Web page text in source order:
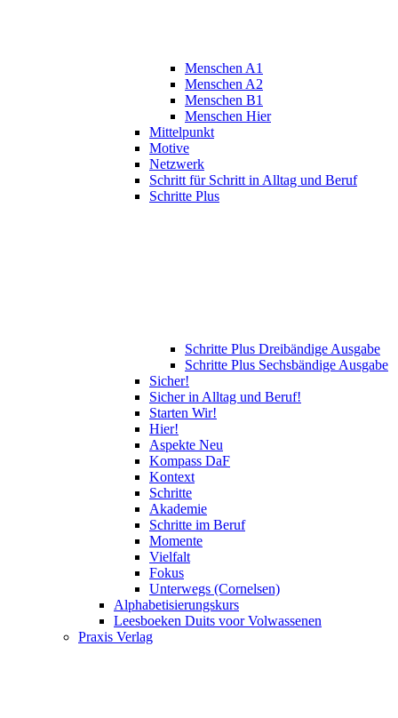
Menschen A1
Menschen A2
Menschen B1
Menschen Hier
Mittelpunkt
Motive
Netzwerk
Schritt für Schritt in Alltag und Beruf
Schritte Plus
Schritte Plus Dreibändige Ausgabe
Schritte Plus Sechsbändige Ausgabe
Sicher!
Sicher in Alltag und Beruf!
Starten Wir!
Hier!
Aspekte Neu
Kompass DaF
Kontext
Schritte
Akademie
Schritte im Beruf
Momente
Vielfalt
Fokus
Unterwegs (Cornelsen)
Alphabetisierungskurs
Leesboeken Duits voor Volwassenen
Praxis Verlag